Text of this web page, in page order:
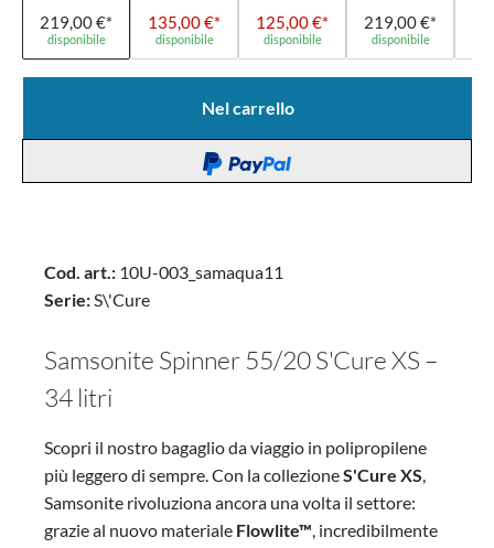
219,00 €*
disponibile
135,00 €*
disponibile
125,00 €*
disponibile
219,00 €*
disponibile
Nel carrello
Cod. art.: 10U-003_samaqua11
Serie:S\'Cure
Samsonite Spinner 55/20 S'Cure XS –
34 litri
Scopri il nostro bagaglio da viaggio in polipropilene
più leggero di sempre. Con la collezioneS'Cure XS,
Samsonite rivoluziona ancora una volta il settore:
grazie al nuovo materiale Flowlite™, incredibilmente